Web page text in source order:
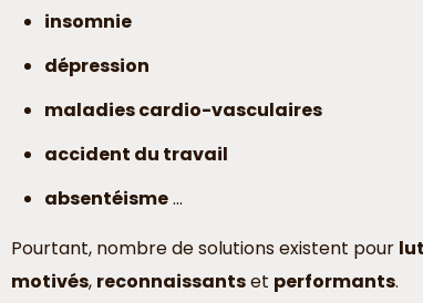
insomnie
dépression
maladies cardio-vasculaires
accident du travail
absentéisme…
Pourtant, nombre de solutions existent pour
motivés, reconnaissantset performants.